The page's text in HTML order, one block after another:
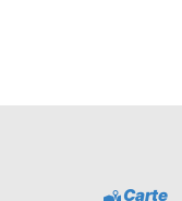
Carte